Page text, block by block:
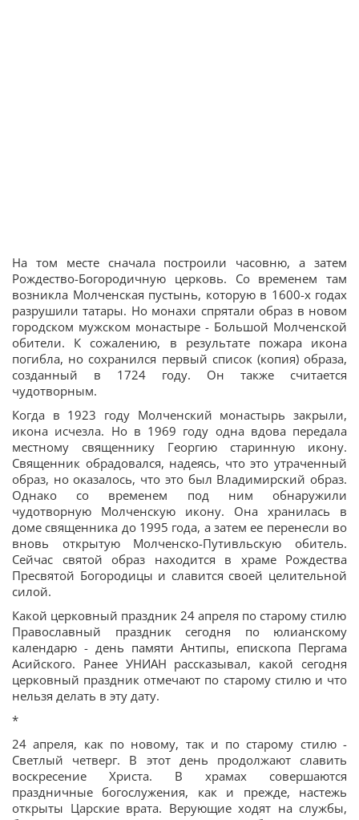
На том месте сначала построили часовню, а затем
Рождество-Богородичную церковь. Со временем там
возникла Молченская пустынь, которую в 1600-х годах
разрушили татары. Но монахи спрятали образ в новом
городском мужском монастыре - Большой Молченской
обители. К сожалению, в результате пожара икона
погибла, но сохранился первый список (копия) образа,
созданный в 1724 году. Он также считается
чудотворным.
Когда в 1923 году Молченский монастырь закрыли,
икона исчезла. Но в 1969 году одна вдова передала
местному священнику Георгию старинную икону.
Священник обрадовался, надеясь, что это утраченный
образ, но оказалось, что это был Владимирский образ.
Однако со временем под ним обнаружили
чудотворную Молченскую икону. Она хранилась в
доме священника до 1995 года, а затем ее перенесли во
вновь открытую Молченско-Путивльскую обитель.
Сейчас святой образ находится в храме Рождества
Пресвятой Богородицы и славится своей целительной
силой.
Какой церковный праздник 24 апреля по старому стилю
Православный праздник сегодня по юлианскому
календарю - день памяти Антипы, епископа Пергама
Асийского. Ранее УНИАН рассказывал, какой сегодня
церковный праздник отмечают по старому стилю и что
нельзя делать в эту дату.
*
24 апреля, как по новому, так и по старому стилю -
Светлый четверг. В этот день продолжают славить
воскресение Христа. В храмах совершаются
праздничные богослужения, как и прежде, настежь
открыты Царские врата. Верующие ходят на службы,